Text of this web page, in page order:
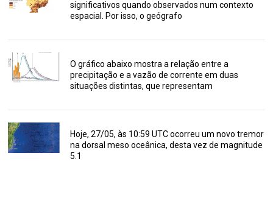
significativos quando observados num contexto
espacial. Por isso, o geógrafo
O gráfico abaixo mostra a relação entre a
precipitação e a vazão de corrente em duas
situações distintas, que representam
Hoje, 27/05, às 10:59 UTC ocorreu um novo tremor
na dorsal meso oceânica, desta vez de magnitude
5.1